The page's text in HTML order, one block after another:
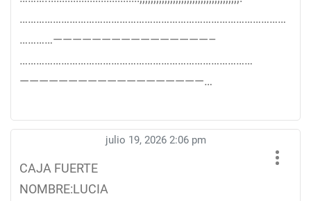
……………………………………………………………………………………
…………————————————————–
…………………………………………………………………………
———————————————————…
julio 19, 2026 2:06 pm
CAJA FUERTE
NOMBRE:LUCIA